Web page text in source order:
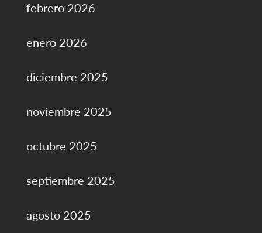
febrero 2026
enero 2026
diciembre 2025
noviembre 2025
octubre 2025
septiembre 2025
agosto 2025